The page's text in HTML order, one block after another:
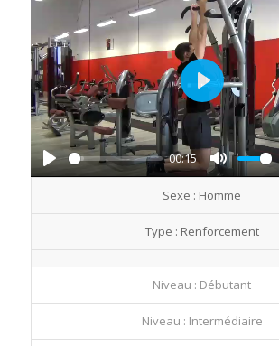
Play
00:15
Mute
Play
Sexe : Homme
Type : Renforcement
Niveau : Débutant
Niveau : Intermédiaire